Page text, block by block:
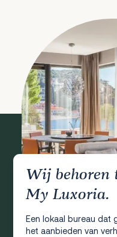
Wij behoren
My Luxoria.
Een lokaal bureau dat
het aanbieden van